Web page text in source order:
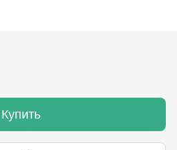
Купить